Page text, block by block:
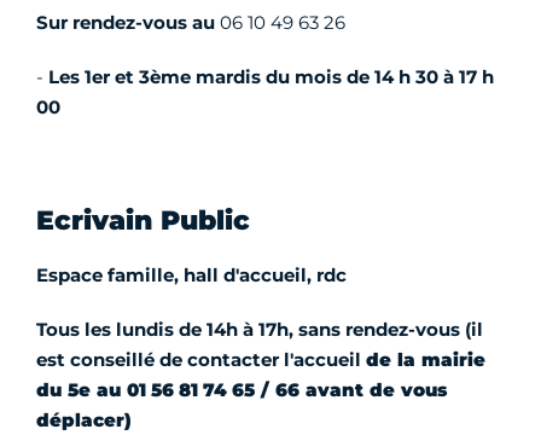
Sur rendez-vous au 06 10 49 63 26
- Les 1er et 3ème mardis du mois de 14 h 30 à 17 h
00
Ecrivain Public
Espace famille, hall d'accueil, rdc
Tous les lundis de 14h à 17h, sans rendez-vous (il
est conseillé de contacter l'accueil de la mairie
du 5e au 01 56 81 74 65 / 66 avant de vous
déplacer)